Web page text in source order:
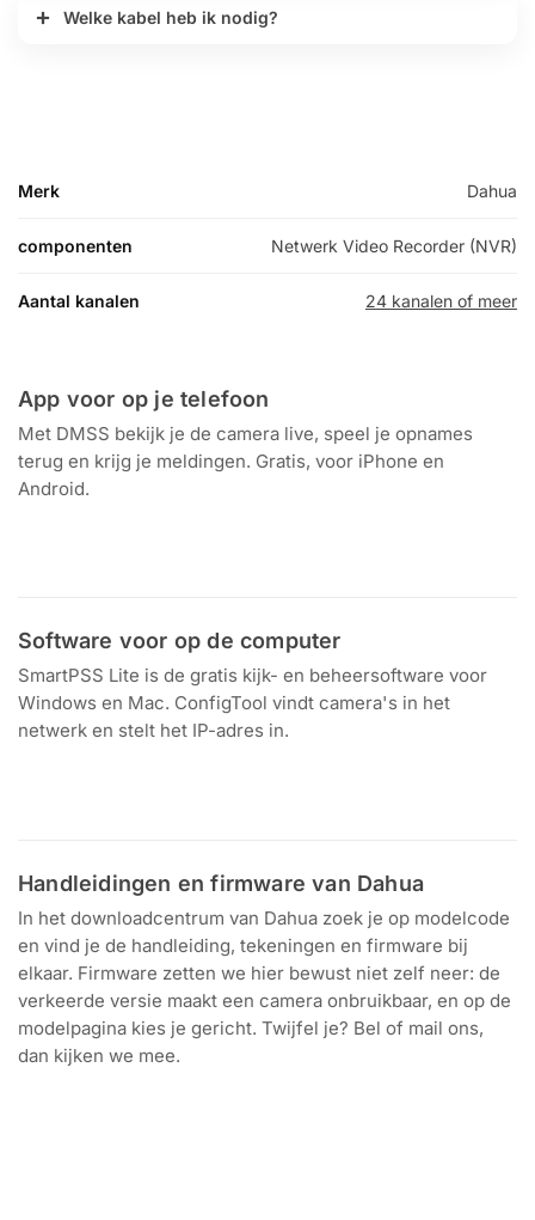
Welke kabel heb ik nodig?
Merk Dahua
componenten Netwerk Video Recorder (NVR)
Aantal kanalen 24 kanalen of meer
App voor op je telefoon
Met DMSS bekijk je de camera live, speel je opnames
terug en krijg je meldingen. Gratis, voor iPhone en
Android.
Software voor op de computer
SmartPSS Lite is de gratis kijk- en beheersoftware voor
Windows en Mac. ConfigTool vindt camera's in het
netwerk en stelt het IP-adres in.
Handleidingen en firmware van Dahua
In het downloadcentrum van Dahua zoek je op modelcode
en vind je de handleiding, tekeningen en firmware bij
elkaar. Firmware zetten we hier bewust niet zelf neer: de
verkeerde versie maakt een camera onbruikbaar, en op de
modelpagina kies je gericht. Twijfel je? Bel of mail ons,
dan kijken we mee.